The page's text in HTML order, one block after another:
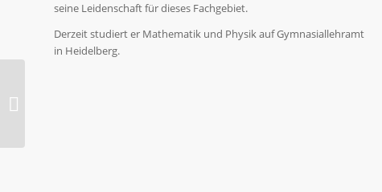
seine Leidenschaft für dieses Fachgebiet.
Derzeit studiert er Mathematik und Physik auf Gymnasiallehramt
in Heidelberg.